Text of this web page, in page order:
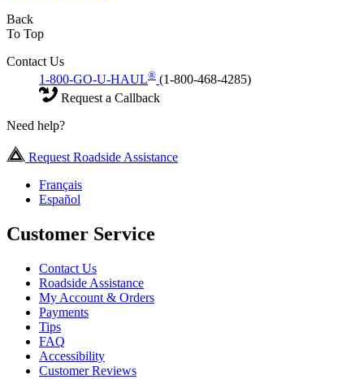
Back
To Top
Contact Us
1-800-GO-U-HAUL® (1-800-468-4285)
Request a Callback
Need help?
Request Roadside Assistance
Français
Español
Customer Service
Contact Us
Roadside Assistance
My Account & Orders
Payments
Tips
FAQ
Accessibility
Customer Reviews